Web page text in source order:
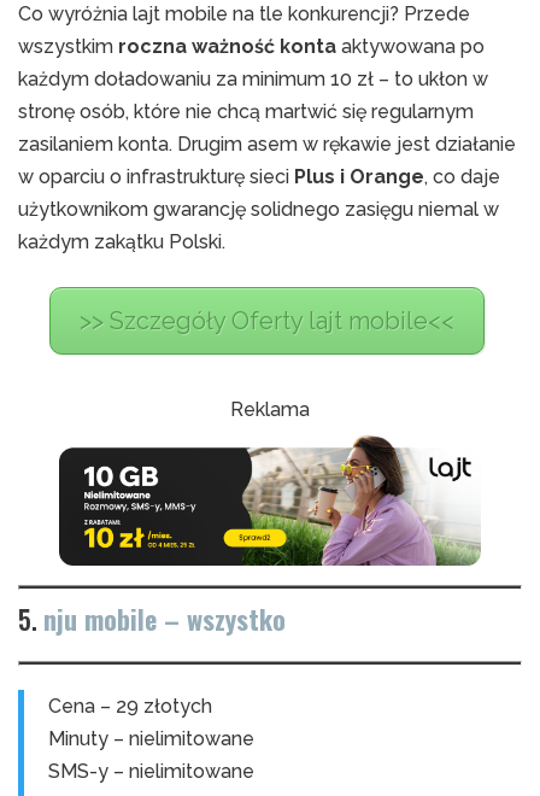
Co wyróżnia lajt mobile na tle konkurencji? Przede
wszystkim roczna ważność konta aktywowana po
każdym doładowaniu za minimum 10 zł – to ukłon w
stronę osób, które nie chcą martwić się regularnym
zasilaniem konta. Drugim asem w rękawie jest działanie
w oparciu o infrastrukturę sieci Plus i Orange, co daje
użytkownikom gwarancję solidnego zasięgu niemal w
każdym zakątku Polski.
>> Szczegóły Oferty lajt mobile<<
Reklama
5. nju mobile – wszystko
Cena – 29 złotych
Minuty – nielimitowane
SMS-y – nielimitowane